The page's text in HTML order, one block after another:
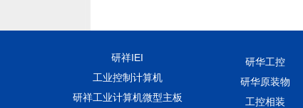
研祥IEI
工业控制计算机
研祥工业计算机微型主板
研华工控
研华原装物
工控相装